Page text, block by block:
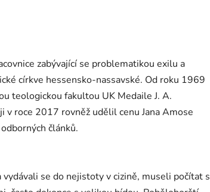
zabývající se problematikou exilu a
církve hessensko-nassavské. Od roku 1969
teologickou fakultou UK Medaile J. A.
v roce 2017 rovněž udělil cenu Jana Amose
článků.
se do nejistoty v cizině, museli počítat s